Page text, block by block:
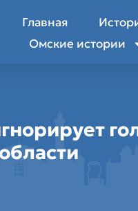
Главная
Омские истории